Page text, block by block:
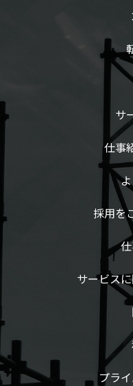
サ
仕事
採用を
サービス
プラ